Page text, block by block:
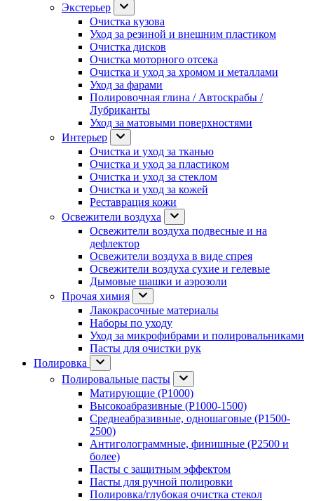
Экстерьер
Очистка кузова
Уход за резиной и внешним пластиком
Очистка дисков
Очистка моторного отсека
Очистка и уход за хромом и металлами
Уход за фарами
Полировочная глина / Автоскрабы /
Лубриканты
Уход за матовыми поверхностями
Интерьер
Очистка и уход за тканью
Очистка и уход за пластиком
Очистка и уход за стеклом
Очистка и уход за кожей
Реставрация кожи
Освежители воздуха
Освежители воздуха подвесные и на
дефлектор
Освежители воздуха в виде спрея
Освежители воздуха сухие и гелевые
Дымовые шашки и аэрозоли
Прочая химия
Лакокрасочные материалы
Наборы по уходу
Уход за микрофибрами и полировальниками
Пасты для очистки рук
Полировка
Полировальные пасты
Матирующие (P1000)
Высокоабразивные (P1000-1500)
Среднеабразивные, одношаговые (P1500-
2500)
Антиголограммные, финишные (P2500 и
более)
Пасты с защитным эффектом
Пасты для ручной полировки
Полировка/глубокая очистка стекол